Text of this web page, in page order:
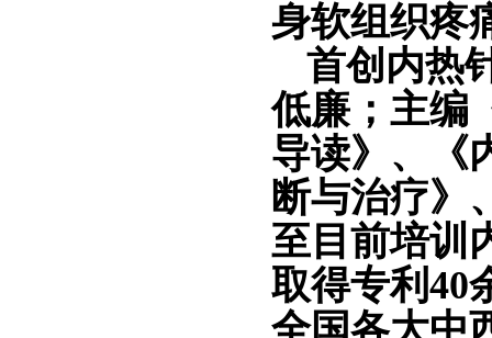
身软组织疼
首创内热
低廉； 主编
导读》、《
断与治疗》
至目前培训
取得专利40
全国各大中